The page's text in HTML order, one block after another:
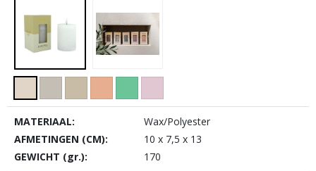
MATERIAAL:
Wax/Polyester
AFMETINGEN (CM):
10 x 7,5 x 13
GEWICHT (gr.):
170